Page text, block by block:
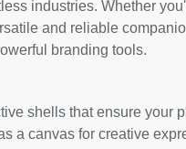
industries. Whether
and reliable
branding tools.
shells that ensure your
a canvas for creative